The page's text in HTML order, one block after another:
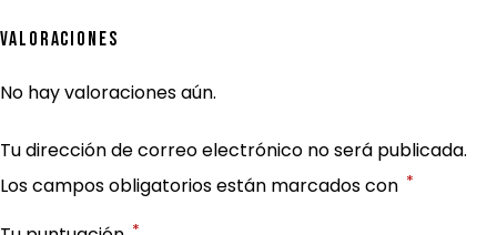
Valoraciones
No hay valoraciones aún.
Tu dirección de correo electrónico no será publicada.
Los campos obligatorios están marcados con *
*